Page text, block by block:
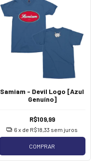
Samiam - Devil Logo [Azul
Genuíno]
R$109,99
6 x de R$18,33 sem juros
COMPRAR